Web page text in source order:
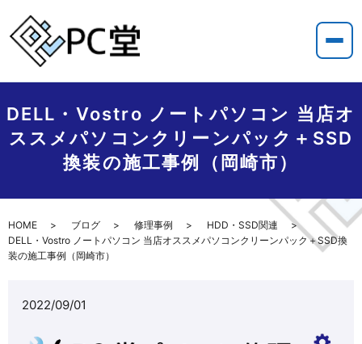
DELL・Vostro ノートパソコン 当店オ
ススメパソコンクリーンパック＋SSD
換装の施工事例（岡崎市）
HOME ブログ 修理事例
HDD・SSD関連
DELL・Vostro ノートパソコン 当店オススメパソコンクリーンパック＋SSD換
装の施工事例（岡崎市）
2022/09/01